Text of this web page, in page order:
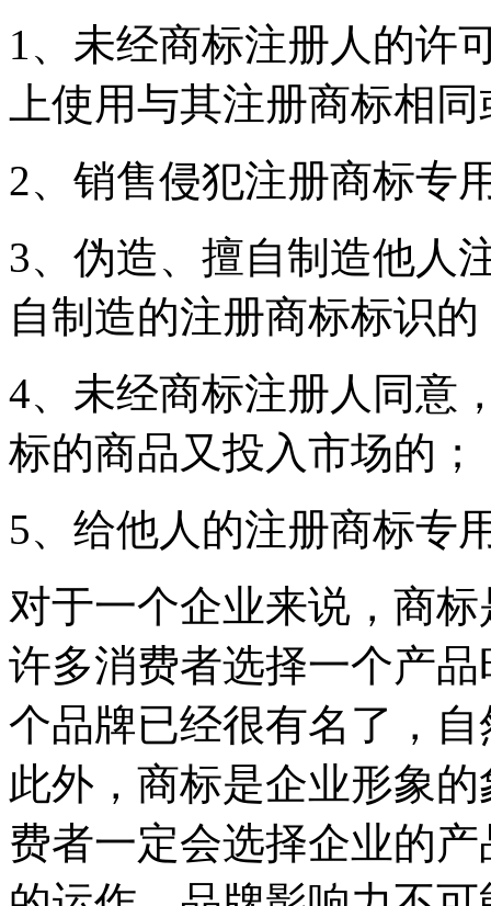
1、未经商标注册人的许
上使用与其注册商标相
2、销售侵犯注册商标专
3、伪造、擅自制造他人
自制造的注册商标标识的
4、未经商标注册人同意
标的商品又投入市场的；
5、给他人的注册商标专
对于一个企业来说，商
许多消费者选择一个产
个品牌已经很有名了，
此外，商标是企业形象
费者一定会选择企业的